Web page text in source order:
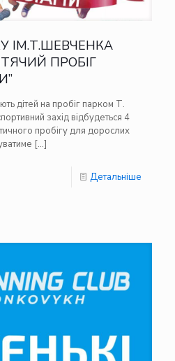
ІМ.Т.ШЕВЧЕНКА
ПРОБІГ
дітей на пробіг парком Т.
захід відбудеться 4
пробігу для дорослих
[…]
Детальніше